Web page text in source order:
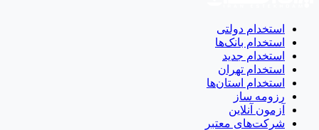
استخدام دولتی
استخدام بانک‌ها
استخدام جدید
استخدام تهران
استخدام استان‌ها
رزومه ساز
آزمون آنلاین
شرکت‌های معتبر